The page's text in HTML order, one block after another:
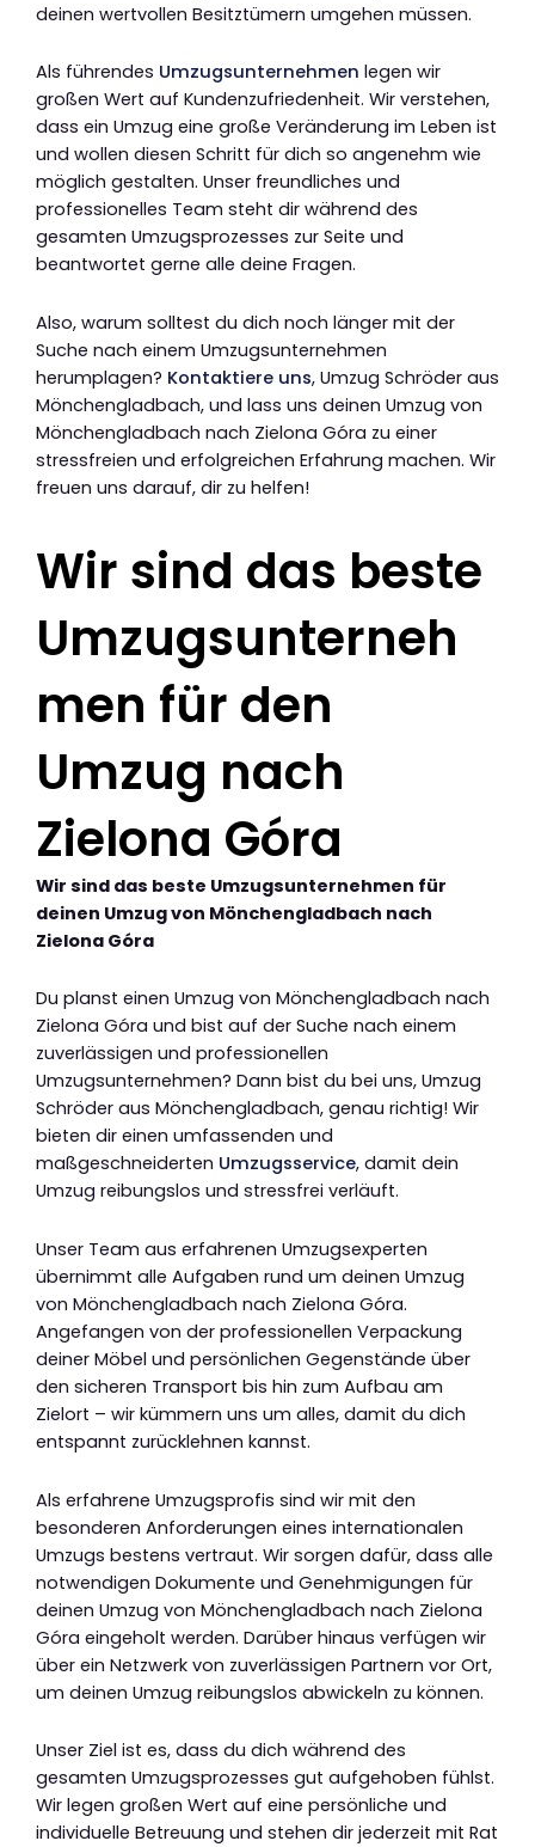
deinen wertvollen Besitztümern umgehen müssen.
Als führendes Umzugsunternehmen legen wir
großen Wert auf Kundenzufriedenheit. Wir verstehen,
dass ein Umzug eine große Veränderung im Leben ist
und wollen diesen Schritt für dich so angenehm wie
möglich gestalten. Unser freundliches und
professionelles Team steht dir während des
gesamten Umzugsprozesses zur Seite und
beantwortet gerne alle deine Fragen.
Also, warum solltest du dich noch länger mit der
Suche nach einem Umzugsunternehmen
herumplagen? Kontaktiere uns, Umzug Schröder aus
Mönchengladbach, und lass uns deinen Umzug von
Mönchengladbach nach Zielona Góra zu einer
stressfreien und erfolgreichen Erfahrung machen. Wir
freuen uns darauf, dir zu helfen!
Wir sind das beste
Umzugsunterneh
men für den
Umzug nach
Zielona Góra
Wir sind das beste Umzugsunternehmen für
deinen Umzug von Mönchengladbach nach
Zielona Góra
Du planst einen Umzug von Mönchengladbach nach
Zielona Góra und bist auf der Suche nach einem
zuverlässigen und professionellen
Umzugsunternehmen? Dann bist du bei uns, Umzug
Schröder aus Mönchengladbach, genau richtig! Wir
bieten dir einen umfassenden und
maßgeschneiderten Umzugsservice, damit dein
Umzug reibungslos und stressfrei verläuft.
Unser Team aus erfahrenen Umzugsexperten
übernimmt alle Aufgaben rund um deinen Umzug
von Mönchengladbach nach Zielona Góra.
Angefangen von der professionellen Verpackung
deiner Möbel und persönlichen Gegenstände über
den sicheren Transport bis hin zum Aufbau am
Zielort – wir kümmern uns um alles, damit du dich
entspannt zurücklehnen kannst.
Als erfahrene Umzugsprofis sind wir mit den
besonderen Anforderungen eines internationalen
Umzugs bestens vertraut. Wir sorgen dafür, dass alle
notwendigen Dokumente und Genehmigungen für
deinen Umzug von Mönchengladbach nach Zielona
Góra eingeholt werden. Darüber hinaus verfügen wir
über ein Netzwerk von zuverlässigen Partnern vor Ort,
um deinen Umzug reibungslos abwickeln zu können.
Unser Ziel ist es, dass du dich während des
gesamten Umzugsprozesses gut aufgehoben fühlst.
Wir legen großen Wert auf eine persönliche und
individuelle Betreuung und stehen dir jederzeit mit Rat